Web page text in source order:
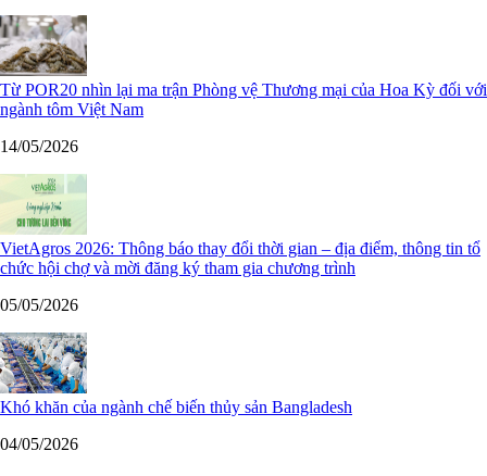
Từ POR20 nhìn lại ma trận Phòng vệ Thương mại của Hoa Kỳ đối với
ngành tôm Việt Nam
14/05/2026
VietAgros 2026: Thông báo thay đổi thời gian – địa điểm, thông tin tổ
chức hội chợ và mời đăng ký tham gia chương trình
05/05/2026
Khó khăn của ngành chế biến thủy sản Bangladesh
04/05/2026